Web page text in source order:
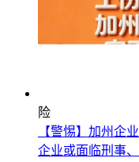
险
【警惕】加州企
企业或面临刑事